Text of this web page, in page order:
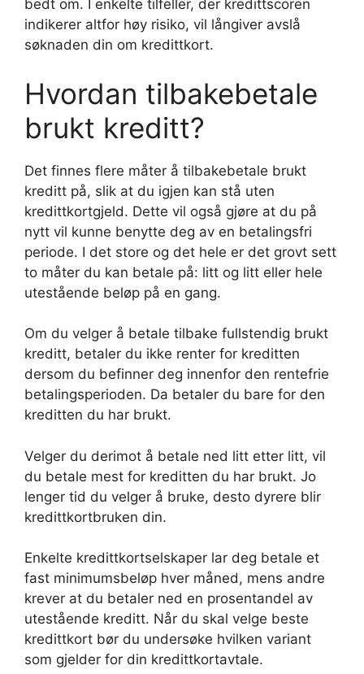
bedt om. I enkelte tilfeller, der kredittscoren
indikerer altfor høy risiko, vil långiver avslå
søknaden din om kredittkort.
Hvordan tilbakebetale
brukt kreditt?
Det finnes flere måter å tilbakebetale brukt
kreditt på, slik at du igjen kan stå uten
kredittkortgjeld. Dette vil også gjøre at du på
nytt vil kunne benytte deg av en betalingsfri
periode. I det store og det hele er det grovt sett
to måter du kan betale på: litt og litt eller hele
utestående beløp på en gang.
Om du velger å betale tilbake fullstendig brukt
kreditt, betaler du ikke renter for kreditten
dersom du befinner deg innenfor den rentefrie
betalingsperioden. Da betaler du bare for den
kreditten du har brukt.
Velger du derimot å betale ned litt etter litt, vil
du betale mest for kreditten du har brukt. Jo
lenger tid du velger å bruke, desto dyrere blir
kredittkortbruken din.
Enkelte kredittkortselskaper lar deg betale et
fast minimumsbeløp hver måned, mens andre
krever at du betaler ned en prosentandel av
utestående kreditt. Når du skal velge beste
kredittkort bør du undersøke hvilken variant
som gjelder for din kredittkortavtale.